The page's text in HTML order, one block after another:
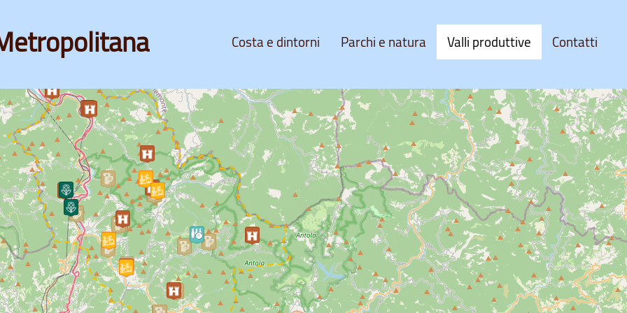
Costa e dintorni Parchi e natura Valli produttive Contatti